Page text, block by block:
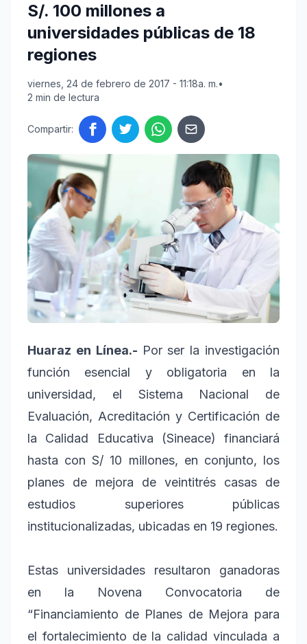
S/. 100 millones a
universidades públicas de 18
regiones
viernes, 24 de febrero de 2017 - 11:18a. m.•
2 min de lectura
Compartir:
Huaraz en Línea.- Por ser la investigación
función esencial y obligatoria en la
universidad, el Sistema Nacional de
Evaluación, Acreditación y Certificación de
la Calidad Educativa (Sineace) financiará
hasta con S/ 10 millones, en conjunto, los
planes de mejora de veintitrés casas de
estudios superiores públicas
institucionalizadas, ubicadas en 19 regiones.
Estas universidades resultaron ganadoras
en la Novena Convocatoria de
“Financiamiento de Planes de Mejora para
el fortalecimiento de la calidad vinculada a